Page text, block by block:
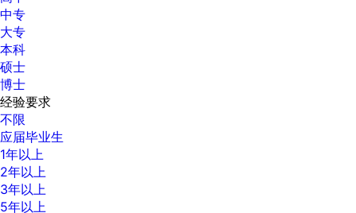
中专
大专
本科
硕士
博士
经验要求
不限
应届毕业生
1年以上
2年以上
3年以上
5年以上